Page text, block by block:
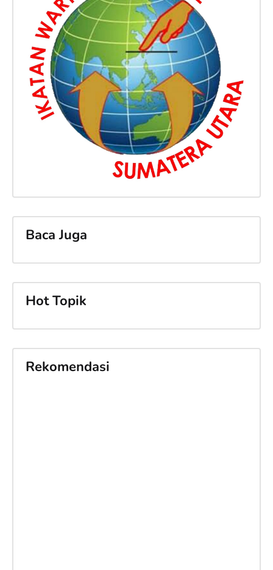
Baca Juga
Hot Topik
Rekomendasi